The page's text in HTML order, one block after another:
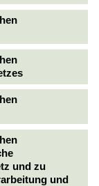
und zu
und